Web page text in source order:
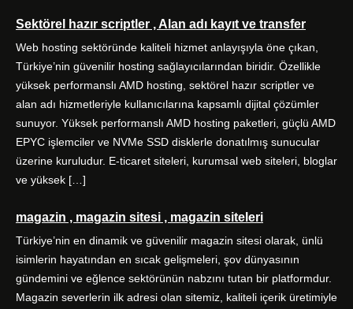
Sektörel hazır scriptler , Alan adı kayıt ve transfer
Web hosting sektöründe kaliteli hizmet anlayışıyla öne çıkan,
Türkiye’nin güvenilir hosting sağlayıcılarından biridir. Özellikle
yüksek performanslı AMD hosting, sektörel hazır scriptler ve
alan adı hizmetleriyle kullanıcılarına kapsamlı dijital çözümler
sunuyor. Yüksek performanslı AMD hosting paketleri, güçlü AMD
EPYC işlemciler ve NVMe SSD disklerle donatılmış sunucular
üzerine kuruludur. E-ticaret siteleri, kurumsal web siteleri, bloglar
ve yüksek […]
magazin , magazin sitesi , magazin siteleri
Türkiye’nin en dinamik ve güvenilir magazin sitesi olarak, ünlü
isimlerin hayatından en sıcak gelişmeleri, şov dünyasının
gündemini ve eğlence sektörünün nabzını tutan bir platformdur.
Magazin severlerin ilk adresi olan sitemiz, kaliteli içerik üretimiyle